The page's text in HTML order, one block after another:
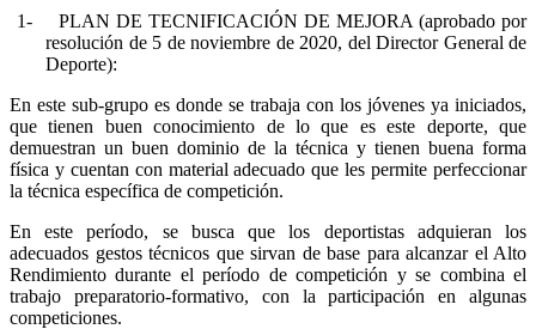
1-
PLAN DE TECNIFICACIÓN DE MEJORA (aprobado por
resolución de 5 de noviembre de 2020, del Director General de
Deporte):
En este sub-grupo es donde se trabaja con los jóvenes ya iniciados,
que tienen buen conocimiento de lo que es este deporte, que
demuestran un buen dominio de la técnica y tienen buena forma
física y cuentan con material adecuado que les permite perfeccionar
la técnica específica de competición.
En este período, se busca que los deportistas adquieran los
adecuados gestos técnicos que sirvan de base para alcanzar el Alto
Rendimiento durante el período de competición y se combina el
trabajo preparatorio-formativo, con la participación en algunas
competiciones.